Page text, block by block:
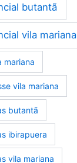
butantã
vila mariana
mariana
vila mariana
butantã
ibirapuera
vila mariana